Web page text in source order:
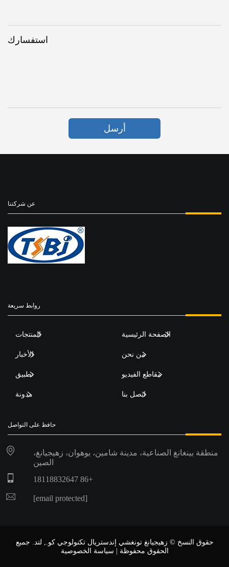
استفسارك
أرسل
عن شركتنا
روابط سريعة
الصفحة الرئيسية المنتجات
من نحن الأخبار
مقاطع الفيديو تطبيق
اتصل بنا مدونة
حافظ على التواصل
منطقة بينغانغ الصناعية، مدينة شامين، يوهوان، زهيجيانغ،
الصين
+86 18118832647
[email protected]
حقوق النسخ © زهيجيانغ تونغشي إندستريال تكنولوجي كو., لتد. جميع
الحقوق محفوظة | سياسة الخصوصية